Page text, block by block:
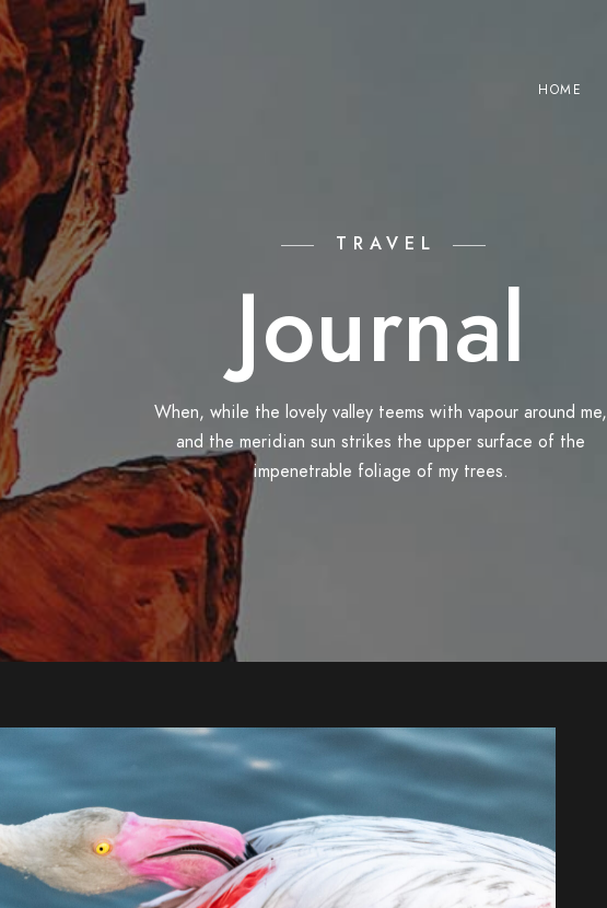
HOME
TRAVEL
Journal
When, while the lovely valley teems with vapour around me,
and the meridian sun strikes the upper surface of the
impenetrable foliage of my trees.